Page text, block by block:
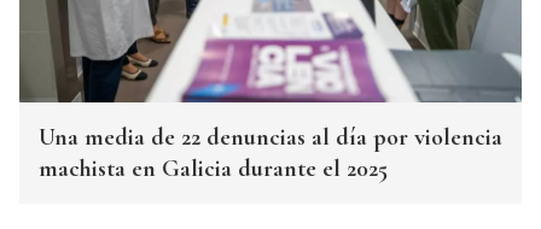
Una media de 22 denuncias al día por violencia
machista en Galicia durante el 2025